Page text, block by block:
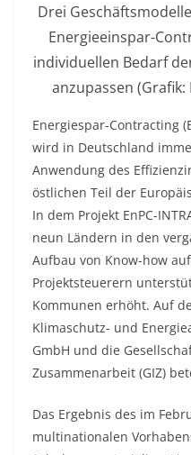
Drei
Energieeinspar-
individuellen Bedarf
anzupassen (Grafik:
Energiespar-Contracting
wird in Deutschland
Anwendung des
östlichen Teil der
In dem Projekt EnPC-
neun Ländern in den
Aufbau von Know-how
Projektsteuerern
Kommunen erhöht. Auf
Klimaschutz- und
GmbH und die
Zusammenarbeit (GIZ)
Das Ergebnis des im
multinationalen